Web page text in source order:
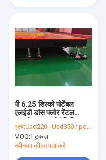
पी 6.25 डिस्को पोर्टेबल
एलईडी डांस फ्लोर रेंटल
मूल्य:Usd220 - Usd350 / pcs ( price is negotiable )
MOQ:1 टुकड़ा
नवीनतम कीमत पता करें